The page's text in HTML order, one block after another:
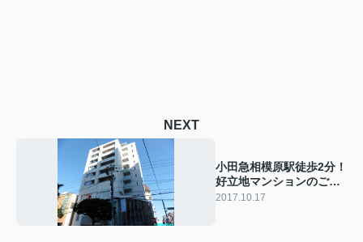
NEXT
小田急相模原駅徒歩2分！
好立地マンションのご紹
介
2017.10.17